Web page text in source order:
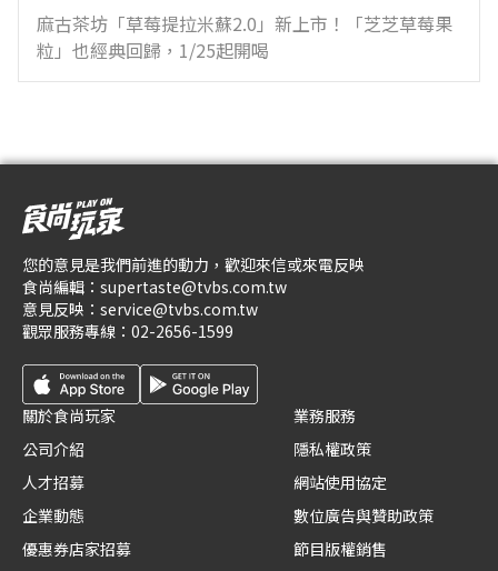
麻古茶坊「草莓提拉米蘇2.0」新上市！「芝芝草莓果
粒」也經典回歸，1/25起開喝
您的意見是我們前進的動力，歡迎來信或來電反映
食尚編輯： supertaste@tvbs.com.tw
意見反映： service@tvbs.com.tw
觀眾服務專線： 02-2656-1599
關於食尚玩家
公司介紹
人才招募
企業動態
優惠券店家招募
業務服務
隱私權政策
網站使用協定
數位廣告與贊助政策
節目版權銷售